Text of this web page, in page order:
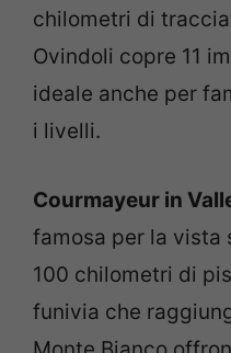
chilometri di
Ovindoli copre 11
ideale anche per
i livelli.
Courmayeur in
famosa per la vista
100 chilometri di
funivia che